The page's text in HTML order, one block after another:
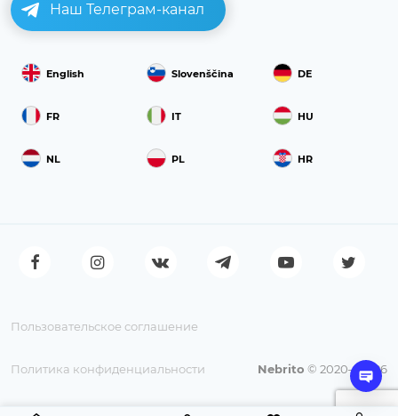
Наш Телеграм-канал
English Slovenščina DE
FR IT HU
NL PL HR
Пользовательское соглашение
Политика конфиденциальности Nebrito © 2020—2026